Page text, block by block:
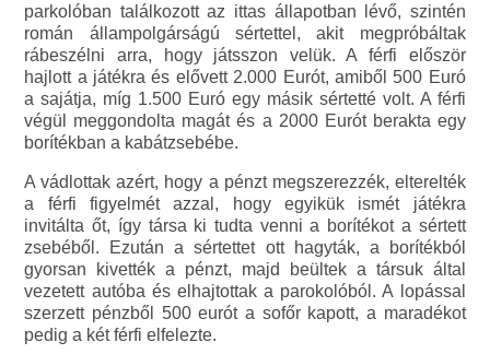
parkolóban találkozott az ittas állapotban lévő, szintén
román állampolgárságú sértettel, akit megpróbáltak
rábeszélni arra, hogy játsszon velük. A férfi először
hajlott a játékra és elővett 2.000 Eurót, amiből 500 Euró
a sajátja, míg 1.500 Euró egy másik sértetté volt. A férfi
végül meggondolta magát és a 2000 Eurót berakta egy
borítékban a kabátzsebébe.
A vádlottak azért, hogy a pénzt megszerezzék, elterelték
a férfi figyelmét azzal, hogy egyikük ismét játékra
invitálta őt, így társa ki tudta venni a borítékot a sértett
zsebéből. Ezután a sértettet ott hagyták, a borítékból
gyorsan kivették a pénzt, majd beültek a társuk által
vezetett autóba és elhajtottak a parokolóból. A lopással
szerzett pénzből 500 eurót a sofőr kapott, a maradékot
pedig a két férfi elfelezte.